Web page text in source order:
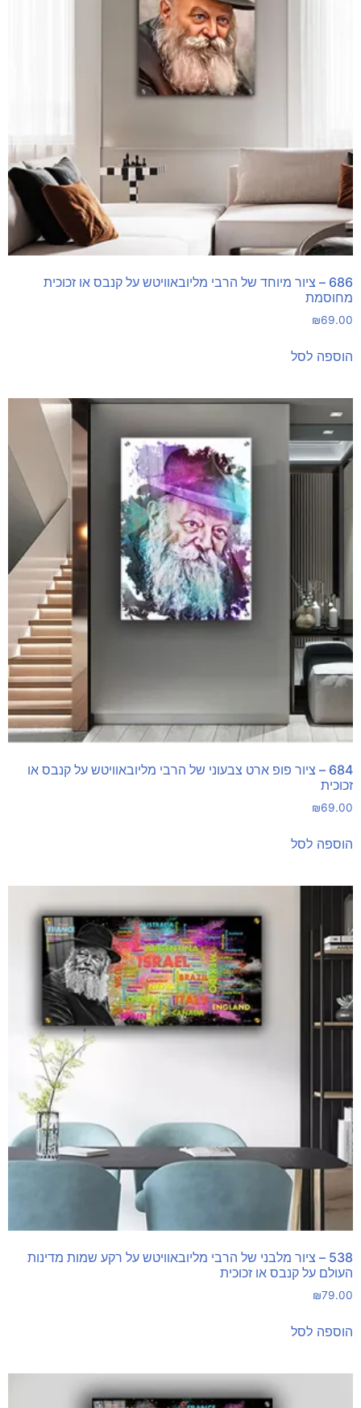
686 – ציור מיוחד של הרבי מליובאוויטש על קנבס או זכוכית
מחוסמת
₪69.00
הוספה לסל
684 – ציור פופ ארט צבעוני של הרבי מליובאוויטש על קנבס או
זכוכית
₪69.00
הוספה לסל
538 – ציור מלבני של הרבי מליובאוויטש על רקע שמות מדינות
העולם על קנבס או זכוכית
₪79.00
הוספה לסל